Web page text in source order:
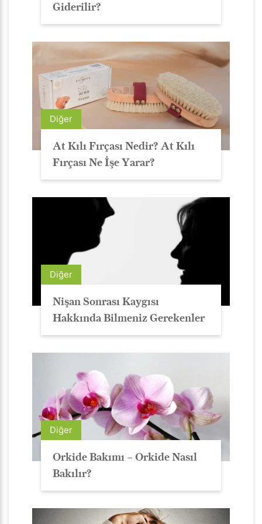
Giderilir?
Diğer
At Kılı Fırçası Nedir? At Kılı
Fırçası Ne İşe Yarar?
Diğer
Nişan Sonrası Kaygısı
Hakkında Bilmeniz Gerekenler
Diğer
Orkide Bakımı – Orkide Nasıl
Bakılır?